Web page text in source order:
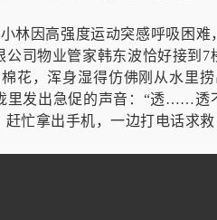
林因高强度运动突感呼吸困
公司物业管家韩东波恰好接到
花，浑身湿得仿佛刚从水里
里发出急促的声音：“透……
忙拿出手机，一边打电话求